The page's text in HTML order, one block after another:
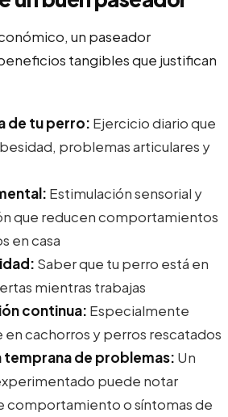
un paseador
tangibles que justifican
de tu perro: Ejercicio diario que
problemas articulares y
Estimulación sensorial y
que reducen comportamientos
en casa
Saber que tu perro está en
mientras trabajas
continua: Especialmente
cachorros y perros rescatados
de problemas: Un
puede notar
comportamiento o síntomas de